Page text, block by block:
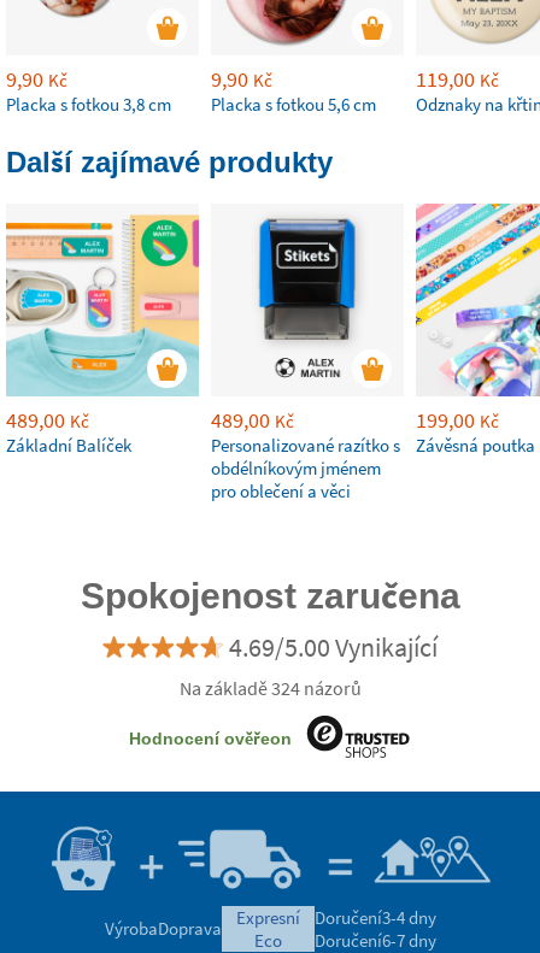
9,90 Kč
Placka s fotkou 3,8 cm
9,90 Kč
Placka s fotkou 5,6 cm
119,00 Kč
Odznaky na
Další zajímavé produkty
489,00 Kč
Základní Balíček
489,00 Kč
Personalizované razítko s
obdélníkovým jménem
pro oblečení a věci
199,00 Kč
Závěsná poutka
Spokojenost zaručena
4.69/5.00 Vynikající
Na základě 324 názorů
Hodnocení ověřeon
VýrobaDoprava
expresní
eco
Doručení3-4 dny
Doručení6-7 dny